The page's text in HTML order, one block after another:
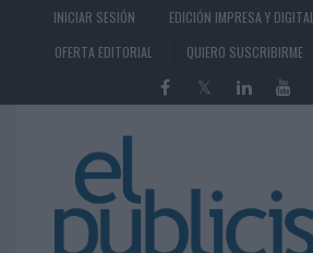
INICIAR SESIÓN EDICIÓN IMPRESA Y DIGITAL
OFERTA EDITORIAL
QUIERO SUSCRIBIRME